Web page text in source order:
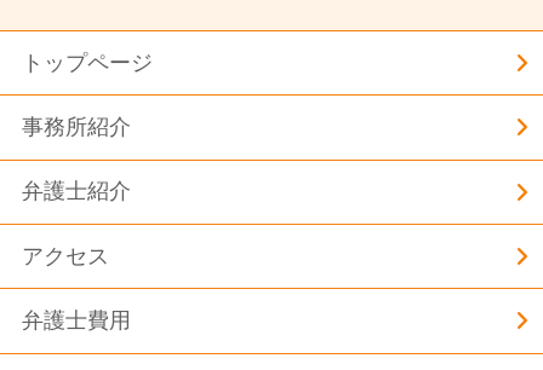
トップページ
事務所紹介
弁護士紹介
アクセス
弁護士費用